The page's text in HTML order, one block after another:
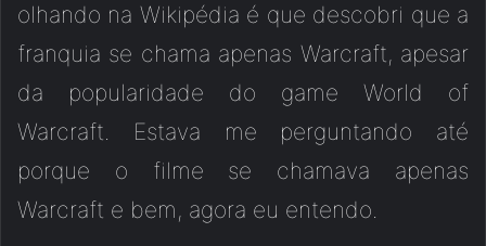
olhando na Wikipédia é que descobri que a
franquia se chama apenas Warcraft, apesar
da popularidade do game World of
Warcraft. Estava me perguntando até
porque o filme se chamava apenas
Warcraft e bem, agora eu entendo.